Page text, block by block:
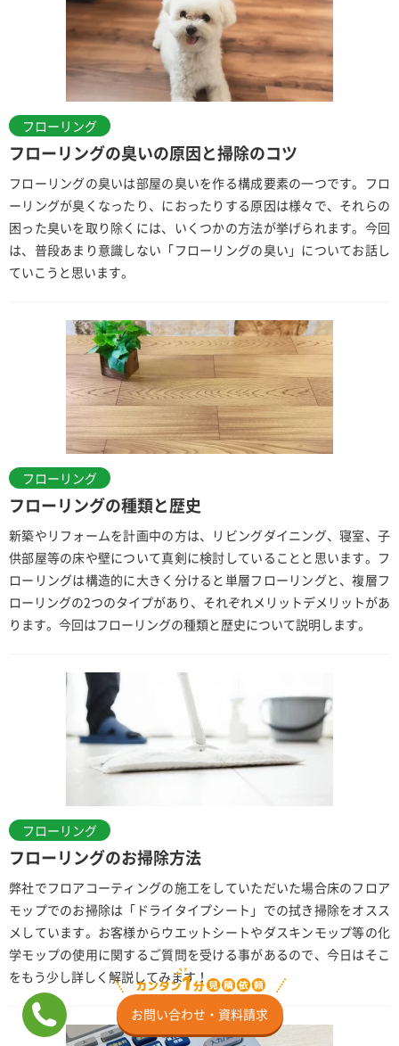
フローリング
フローリングの臭いの原因と掃除のコツ
フローリングの臭いは部屋の臭いを作る構成要素の一つです。フロ
ーリングが臭くなったり、におったりする原因は様々で、それらの
困った臭いを取り除くには、いくつかの方法が挙げられます。今回
は、普段あまり意識しない「フローリングの臭い」についてお話し
ていこうと思います。
フローリング
フローリングの種類と歴史
新築やリフォームを計画中の方は、リビングダイニング、寝室、子
供部屋等の床や壁について真剣に検討していることと思います。フ
ローリングは構造的に大きく分けると単層フローリングと、複層フ
ローリングの2つのタイプがあり、それぞれメリットデメリットがあ
ります。今回はフローリングの種類と歴史について説明します。
フローリング
フローリングのお掃除方法
弊社でフロアコーティングの施工をしていただいた場合床のフロア
モップでのお掃除は「ドライタイプシート」での拭き掃除をオスス
メしています。お客様からウエットシートやダスキンモップ等の化
学モップの使用に関するご質問を受ける事があるので、今日はそこ
をもう少し詳しく解説してみます！
お問い合わせ・資料請求